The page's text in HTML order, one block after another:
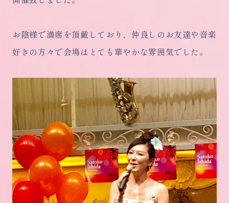
お陰様で満席を頂戴しており、仲良しのお友達や音楽
好きの方々で会場はとても華やかな雰囲気でした。